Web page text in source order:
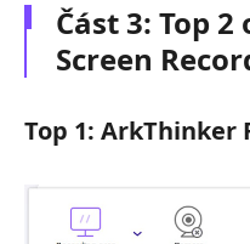
Část 3: Top
Screen
Top 1: ArkThinker